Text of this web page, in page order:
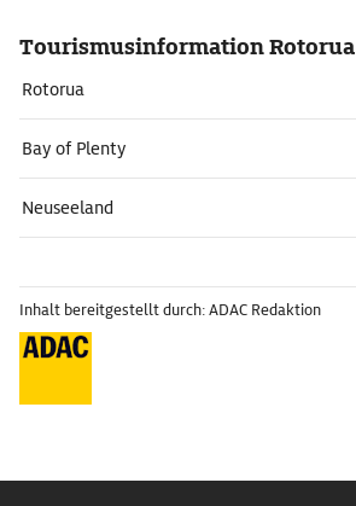
Tourismusinformation Rotorua
Rotorua
Bay of Plenty
Neuseeland
Inhalt bereitgestellt durch: ADAC Redaktion